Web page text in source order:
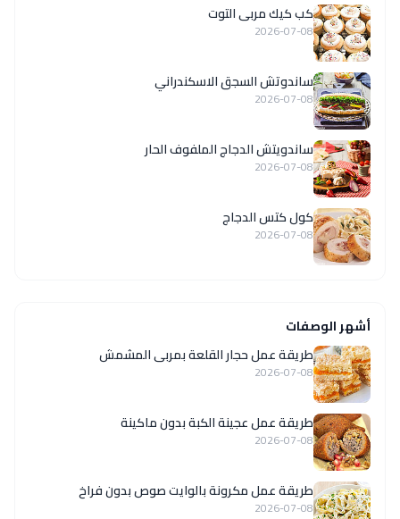
كب كيك مربى التوت
2026-07-08
ساندوتش السجق الاسكندراني
2026-07-08
ساندويتش الدجاج الملفوف الحار
2026-07-08
كول كتس الدجاج
2026-07-08
أشهر الوصفات
طريقة عمل حجار القلعة بمربى المشمش
2026-07-08
طريقة عمل عجينة الكبة بدون ماكينة
2026-07-08
طريقة عمل مكرونة بالوايت صوص بدون فراخ
2026-07-08